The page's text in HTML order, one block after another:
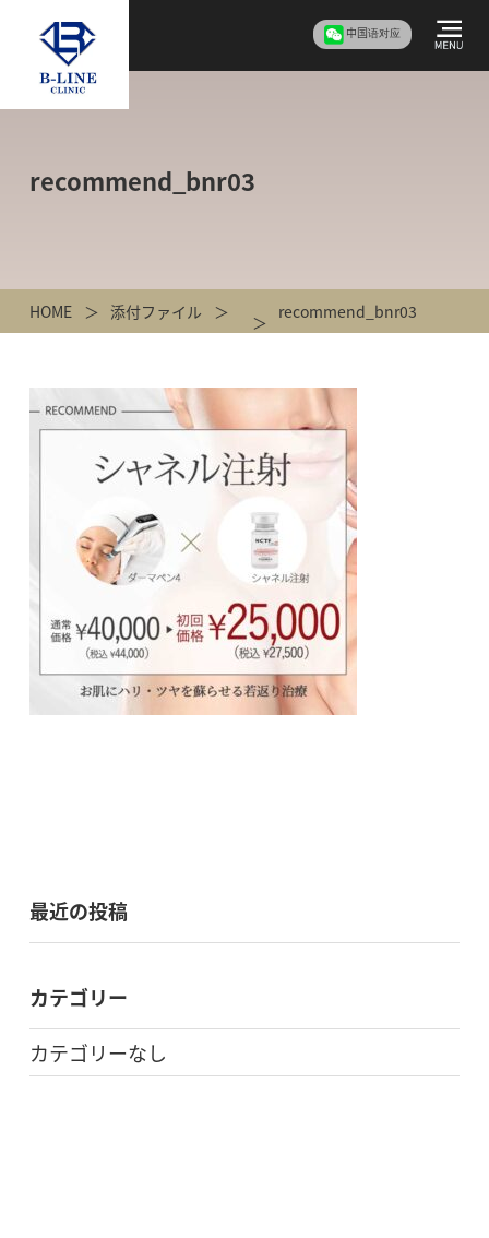
中国语对应
recommend_bnr03
HOME 添付ファイル recommend_bnr03
最近の投稿
カテゴリー
カテゴリーなし